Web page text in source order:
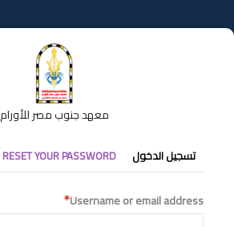
إلى
المحتوى
معهد جنوب مصر للأورام
التبويبات
الأساسية
تسجيل الدخول RESET YOUR PASSWORD
Username or email address